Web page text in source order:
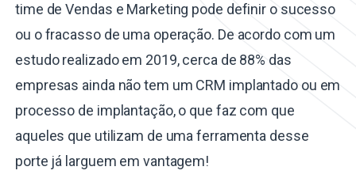
time de Vendas e Marketing pode definir o sucesso
ou o fracasso de uma operação. De acordo com um
estudo realizado em 2019, cerca de 88% das
empresas ainda não tem um CRM implantado ou em
processo de implantação, o que faz com que
aqueles que utilizam de uma ferramenta desse
porte já larguem em vantagem!